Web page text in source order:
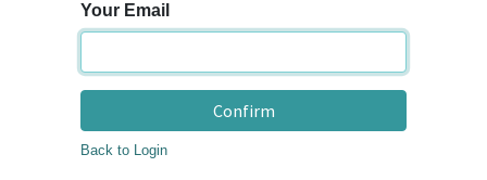
Your Email
Confirm
Back to Login